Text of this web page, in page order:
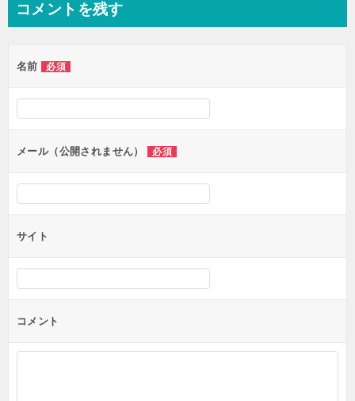
ビ
ー
シ
ン
コメントを残す
名前 必須
メール（公開されません） 必須
サイト
コメント